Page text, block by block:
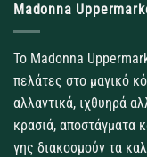
Madonna
Το Madonna
πελάτες στο μαγικό
αλλαντικά, ιχθυηρά
κρασιά, αποστάγματα
γης διακοσμούν τα